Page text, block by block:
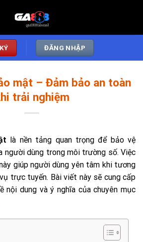
ĐĂNG NHẬP
mật – Đảm bảo an toàn
trải nghiệm
là nền tảng quan trọng để bảo vệ
người dùng trong môi trường số. Việc
giúp người dùng yên tâm khi tương
trực tuyến. Bài viết này sẽ cung cấp
nội dung và ý nghĩa của chuyên mục